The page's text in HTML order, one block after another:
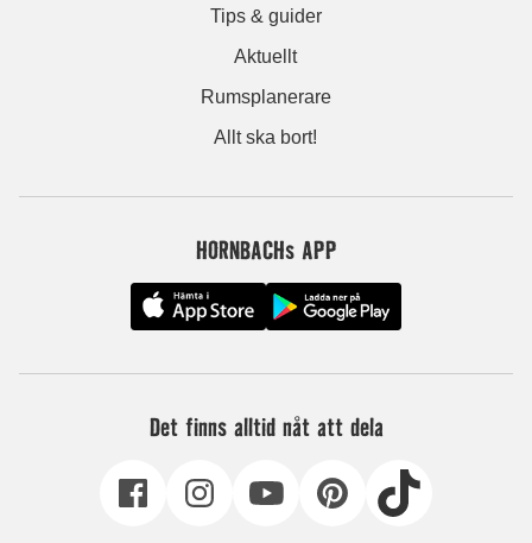
Tips & guider
Aktuellt
Rumsplanerare
Allt ska bort!
HORNBACHs APP
Det finns alltid nåt att dela